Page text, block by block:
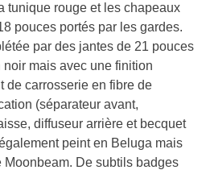
tunique rouge et les chapeaux
pouces portés par les gardes.
par des jantes de 21 pouces
mais avec une finition
de carrosserie en fibre de
(séparateur avant,
diffuseur arrière et becquet
peint en Beluga mais
De subtils badges